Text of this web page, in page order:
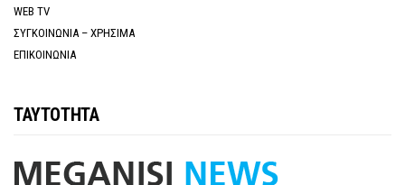
WEB TV
ΣΥΓΚΟΙΝΩΝΙΑ – ΧΡΗΣΙΜΑ
ΕΠΙΚΟΙΝΩΝΙΑ
ΤΑΥΤΟΤΗΤΑ